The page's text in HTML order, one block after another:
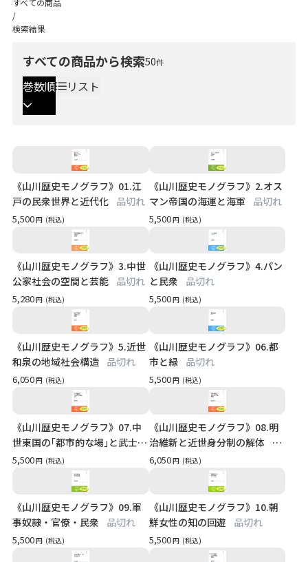
/
検索結果
すべての商品から検索50件
巻数順 リスト
《山川歴史モノグラフ》01.江
戸の民衆世界と近代化 品切れ
5,500円 (税込)
《山川歴史モノグラフ》2.オス
マン帝国の海運と海軍
品切れ
5,500円 (税込)
《山川歴史モノグラフ》3.中世
公家社会の空間と芸能 品切れ
5,280円 (税込)
《山川歴史モノグラフ》4.パン
と民衆
品切れ
5,500円 (税込)
《山川歴史モノグラフ》5.近世
和泉の地域社会構造 品切れ
6,050円 (税込)
《山川歴史モノグラフ》06.都
市と緑 品切れ
5,500円 (税込)
《山川歴史モノグラフ》07.中
世東国の｢都市的な場｣と武士
品切れ
5,500円 (税込)
《山川歴史モノグラフ》08.明
治維新と近世身分制の解体 品
切れ
6,050円 (税込)
《山川歴史モノグラフ》09.軍
事奴隷・官僚・民衆
品切れ
5,500円 (税込)
《山川歴史モノグラフ》10.朝
鮮女性の知の回遊
品切れ
5,500円 (税込)